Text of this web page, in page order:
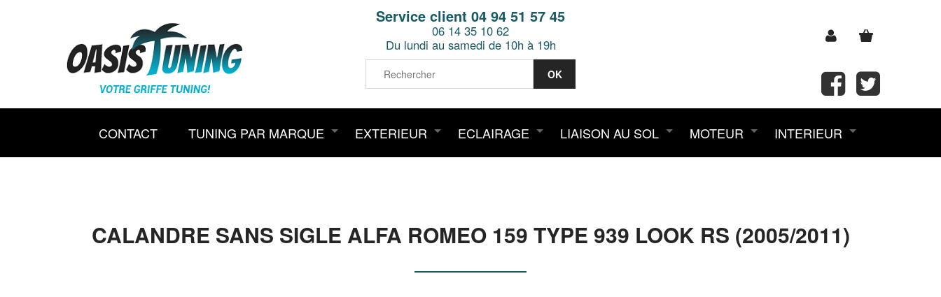
Service client 04 94 51 57 45
06 14 35 10 62
Du lundi au samedi de 10h à 19h
CONTACT TUNING PAR MARQUE EXTERIEUR ECLAIRAGE LIAISON AU SOL MOTEUR INTERIEUR
CALANDRE SANS SIGLE ALFA ROMEO 159 TYPE 939 LOOK RS (2005/2011)